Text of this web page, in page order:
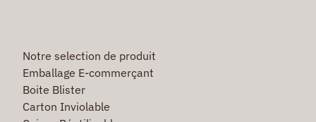
Notre selection de produit
Emballage E-commerçant
Boite Blister
Carton Inviolable